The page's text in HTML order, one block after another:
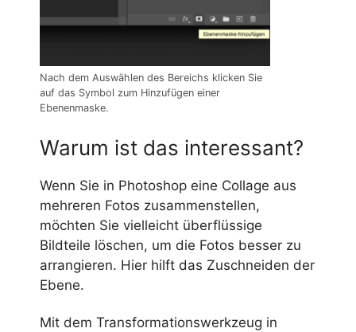
Nach dem Auswählen des Bereichs klicken Sie
auf das Symbol zum Hinzufügen einer
Ebenenmaske.
Warum ist das interessant?
Wenn Sie in Photoshop eine Collage aus
mehreren Fotos zusammenstellen,
möchten Sie vielleicht überflüssige
Bildteile löschen, um die Fotos besser zu
arrangieren. Hier hilft das Zuschneiden der
Ebene.
Mit dem Transformationswerkzeug in